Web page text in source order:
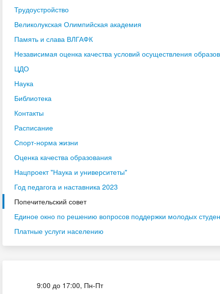
Трудоустройство
Великолукская Олимпийская академия
Память и слава ВЛГАФК
Независимая оценка качества условий осуществления
ЦДО
Наука
Библиотека
Контакты
Расписание
Спорт-норма жизни
Оценка качества образования
Нацпроект "Наука и университеты"
Год педагога и наставника 2023
Попечительский совет
Единое окно по решению вопросов поддержки молодых
Платные услуги населению
9:00 до 17:00, Пн-Пт